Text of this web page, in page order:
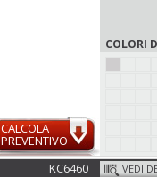
CALCOLA
PREVENTIVO
COLORI
KC6460 VEDI